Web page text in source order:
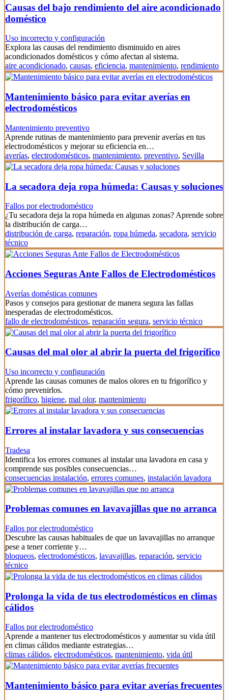
Causas del bajo rendimiento del aire acondicionado
doméstico
Uso incorrecto y configuración
Explora las causas del rendimiento disminuido en aires
acondicionados domésticos y cómo afectan al sistema.
aire acondicionado, causas, eficiencia, mantenimiento, rendimiento
Mantenimiento básico para evitar averías en
electrodomésticos
Mantenimiento preventivo
Aprende rutinas de mantenimiento para prevenir averías en tus
electrodomésticos y mejorar su eficiencia en…
averías, electrodomésticos, mantenimiento, preventivo, Sevilla
La secadora deja ropa húmeda: Causas y soluciones
Fallos por electrodoméstico
¿Tu secadora deja la ropa húmeda en algunas zonas? Aprende sobre
la distribución de carga…
distribución de carga, reparación, ropa húmeda, secadora, servicio
técnico
Acciones Seguras Ante Fallos de Electrodomésticos
Averías domésticas comunes
Pasos y consejos para gestionar de manera segura las fallas
inesperadas de electrodomésticos.
fallo de electrodomésticos, reparación segura, servicio técnico
Causas del mal olor al abrir la puerta del frigorífico
Uso incorrecto y configuración
Aprende las causas comunes de malos olores en tu frigorífico y
cómo prevenirlos.
frigorífico, higiene, mal olor, mantenimiento
Errores al instalar lavadora y sus consecuencias
Tradesa
Identifica los errores comunes al instalar una lavadora en casa y
comprende sus posibles consecuencias…
consecuencias instalación, errores comunes, instalación lavadora
Problemas comunes en lavavajillas que no arranca
Fallos por electrodoméstico
Descubre las causas habituales de que un lavavajillas no arranque
pese a tener corriente y…
bloqueos, electrodomésticos, lavavajillas, reparación, servicio
técnico
Prolonga la vida de tus electrodomésticos en climas
cálidos
Fallos por electrodoméstico
Aprende a mantener tus electrodomésticos y aumentar su vida útil
en climas cálidos mediante estrategias…
climas cálidos, electrodomésticos, mantenimiento, vida útil
Mantenimiento básico para evitar averías frecuentes